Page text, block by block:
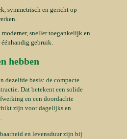
symmetrisch en gericht op
moderner, sneller toegankelijk en
gebruik.
hebben
dezelfde basis: de compacte
Dat betekent een solide
en een doordachte
zijn voor dagelijks en
en levensduur zijn bij